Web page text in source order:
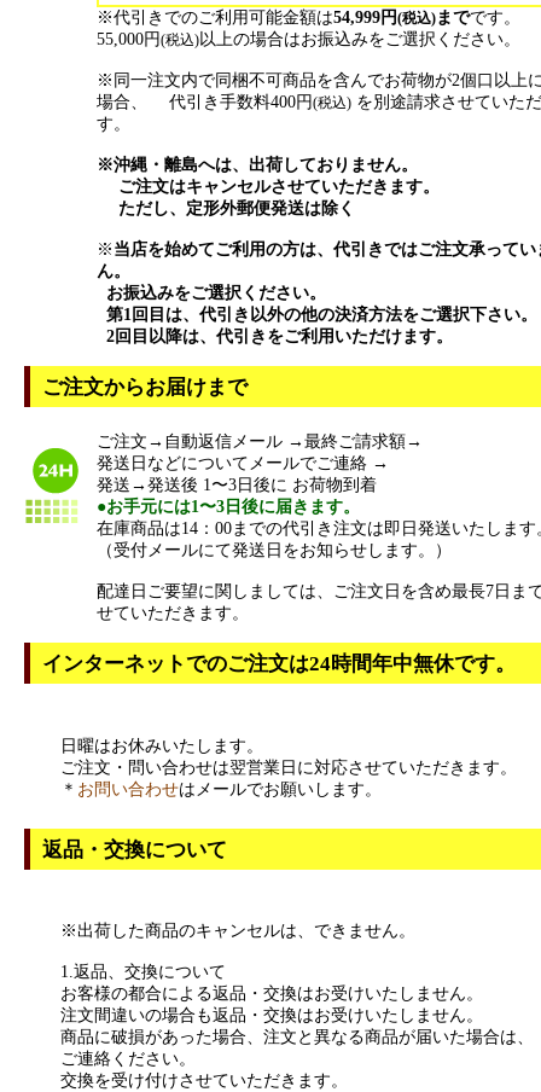
※代引きでのご利用可能金額は54,999円(税込) までです。
55,000円(税込)以上の場合はお振込みをご選択ください。
※同一注文内で同梱不可商品を含んでお荷物が2個口以上
場合、 代引き手数料400円(税込) を別途請求させていた
す。
※沖縄・離島へは、出荷しておりません。
ご注文はキャンセルさせていただきます。
ただし、定形外郵便発送は除く
※ 当店を始めてご利用の方は、代引きではご注文承ってい
ん。
お振込みをご選択ください。
第1回目は、代引き以外の他の決済方法をご選択下さい。
2回目以降は、代引きをご利用いただけます。
ご注文からお届けまで
ご注文→自動返信メール →最終ご請求額→
発送日などについてメールでご連絡 →
発送→発送後 1〜3日後に お荷物到着
●お手元には1〜3日後に届きます。
在庫商品は14：00までの代引き注文は即日発送いたします
（受付メールにて発送日をお知らせします。）
配達日ご要望に関しましては、ご注文日を含め最長7日ま
せていただきます。
インターネットでのご注文は24時間年中無休です。
日曜はお休みいたします。
ご注文・問い合わせは翌営業日に対応させていただきます。
＊ お問い合わせはメールでお願いします。
返品・交換について
※出荷した商品のキャンセルは、できません。
1.返品、交換について
お客様の都合による返品・交換はお受けいたしません。
注文間違いの場合も返品・交換はお受けいたしません。
商品に破損があった場合、注文と異なる商品が届いた場合は、
ご連絡ください。
交換を受け付けさせていただきます。